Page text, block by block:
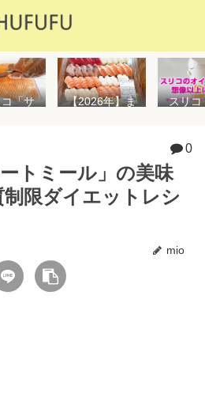
「サ
保存方
介
【2026年】ま
が高いけど購
入するべき？
スリコ
思え
め！霧
WAY
0
トミール」の美味
制限ダイエットレシ
mio